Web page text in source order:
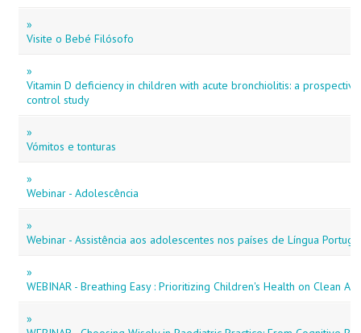
»
Visite o Bebé Filósofo
»
Vitamin D deficiency in children with acute bronchiolitis: a
control study
»
Vómitos e tonturas
»
Webinar - Adolescência
»
Webinar - Assistência aos adolescentes nos países de Língua
»
WEBINAR - Breathing Easy : Prioritizing Children's Health on Clean Air
»